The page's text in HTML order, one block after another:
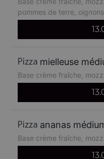
pommes de terre, oignons
mielleuse
Base crème fraîche,
ananas
Base crème fraîche,